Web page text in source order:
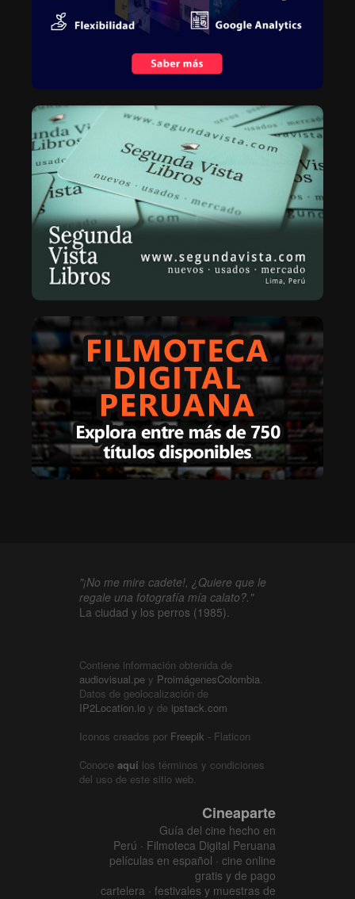
"¡No me mire cadete!, ¿Quiere que le
regale una fotografía mía calato?."
La ciudad y los perros (1985).
Contiene información obtenida de
audiovisual.pe y ProimágenesColombia
Datos de geolocalización de
IP2Location.io y de ipstack.com
Iconos creados por Freepik - Flaticon
Conoce aquí los términos y condiciones
del uso de este sitio web.
Cineaparte
Guía del cine hecho en
Perú · Filmoteca Digital Peruana
películas en español · cine online
gratis y de pago
cartelera · festivales y muestras de